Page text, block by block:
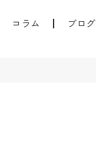
コラム ブログ